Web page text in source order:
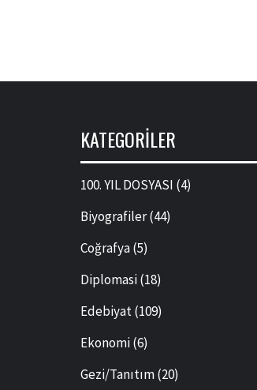
KATEGORILER
100. YIL DOSYASI (4)
Biyografiler(44)
Coğrafya(5)
Diplomasi(18)
Edebiyat(109)
Ekonomi(6)
Gezi/Tanıtım(20)